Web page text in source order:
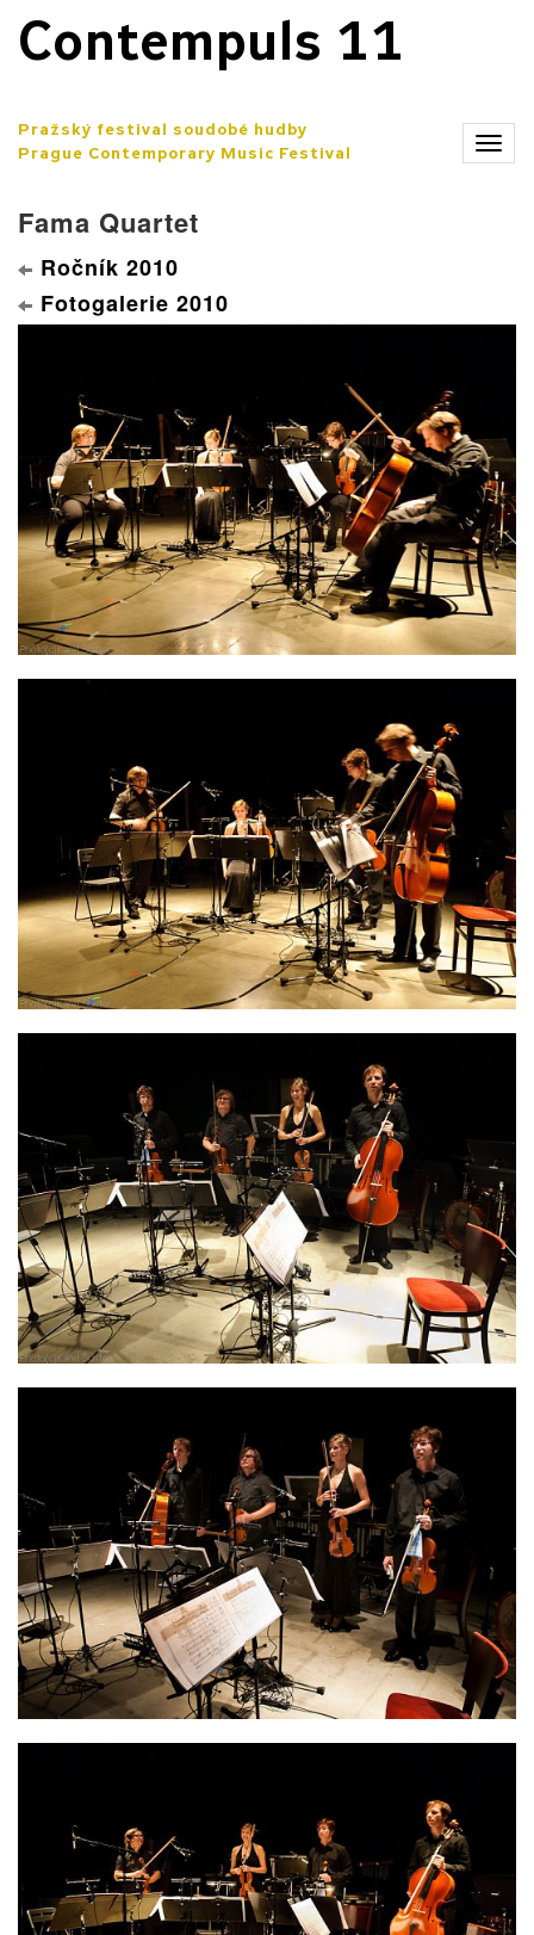
Contempuls 11
Pražský festival soudobé hudby
Prague Contemporary Music Festival
Fama Quartet
Ročník 2010
Fotogalerie 2010